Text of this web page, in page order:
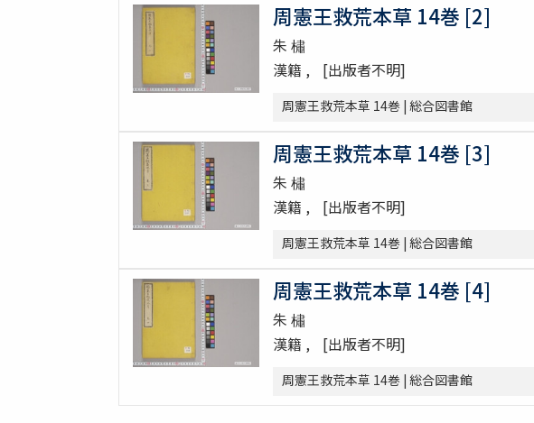
周憲王救荒本草 14巻 [2]
朱 橚
漢籍
[出版者不明]
周憲王救荒本草 14巻 | 総合図書館
周憲王救荒本草 14巻 [3]
朱 橚
漢籍
[出版者不明]
周憲王救荒本草 14巻 | 総合図書館
周憲王救荒本草 14巻 [4]
朱 橚
漢籍
[出版者不明]
周憲王救荒本草 14巻 | 総合図書館